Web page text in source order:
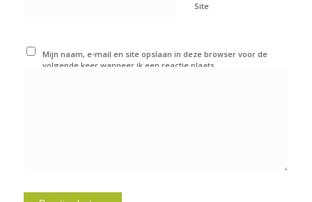
Site
Mijn naam, e-mail en site opslaan in deze browser voor de
volgende keer wanneer ik een reactie plaats.